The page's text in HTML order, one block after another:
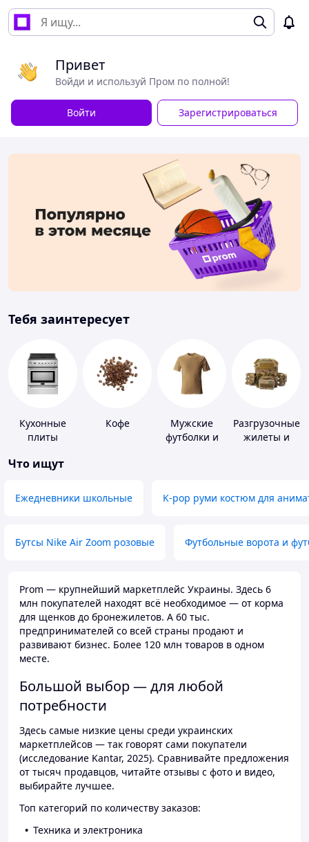
Привет
Войди и используй Пром по полной!
Войти Зарегистрироваться
Тебя заинтересует
Кухонные
плиты
Кофе
Мужские
футболки и
Разгрузочные
жилеты и
Что ищут
Ежедневники школьные K-pop руми костюм для
Бутсы Nike Air Zoom розовые Футбольные ворота и
Prom — крупнейший маркетплейс Украины. Здесь 6
млн покупателей находят всё необходимое — от корма
для щенков до бронежилетов. А 60 тыс.
предпринимателей со всей страны продают и
развивают бизнес. Более 120 млн товаров в одном
месте.
Большой выбор — для любой
потребности
Здесь самые низкие цены среди украинских
маркетплейсов — так говорят сами покупатели
(исследование Kantar, 2025). Сравнивайте предложения
от тысяч продавцов, читайте отзывы с фото и видео,
выбирайте лучшее.
Топ категорий по количеству заказов:
Техника и электроника